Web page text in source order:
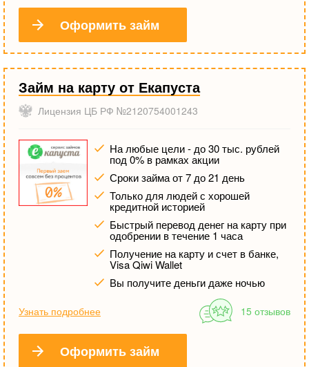
Оформить займ
Займ на карту от Екапуста
Лицензия ЦБ РФ №2120754001243
На любые цели - до 30 тыс. рублей
под 0% в рамках акции
Сроки займа от 7 до 21 день
Только для людей с хорошей
кредитной историей
Быстрый перевод денег на карту при
одобрении в течение 1 часа
Получение на карту и счет в банке,
Visa Qiwi Wallet
Вы получите деньги даже ночью
Узнать подробнее 15 отзывов
Оформить займ